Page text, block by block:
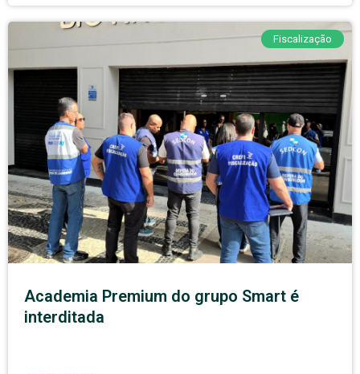
Fiscalização
Academia Premium do grupo Smart é
interditada